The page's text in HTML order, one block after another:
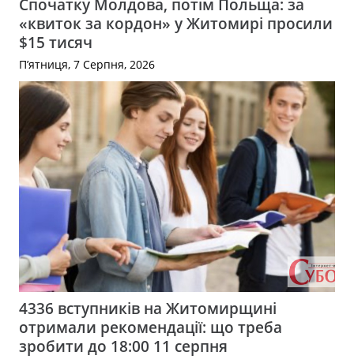
Спочатку Молдова, потім Польща: за
«квиток за кордон» у Житомирі просили
$15 тисяч
П’ятниця, 7 Серпня, 2026
4336 вступників на Житомирщині
отримали рекомендації: що треба
зробити до 18:00 11 серпня